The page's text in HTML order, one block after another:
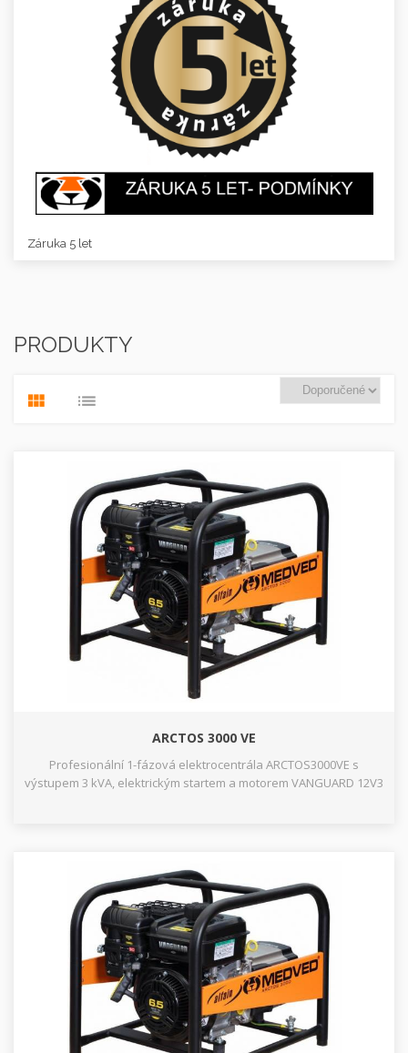
Záruka 5 let
PRODUKTY
ARCTOS 3000 VE
Profesionální 1-fázová elektrocentrála ARCTOS3000VE s
výstupem 3 kVA, elektrickým startem a motorem VANGUARD 12V3